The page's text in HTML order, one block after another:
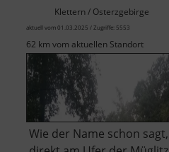
Klettern / Osterzgebirge
aktuell vom 01.03.2025 / Zugriffe: 5553
62 km vom aktuellen Standort
Wie der Name schon